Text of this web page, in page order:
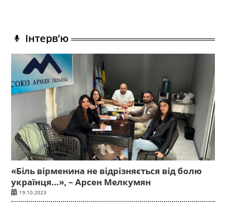
Інтерв’ю
«Біль вірменина не відрізняється від болю
українця…», – Арсен Мелкумян
19.10.2023